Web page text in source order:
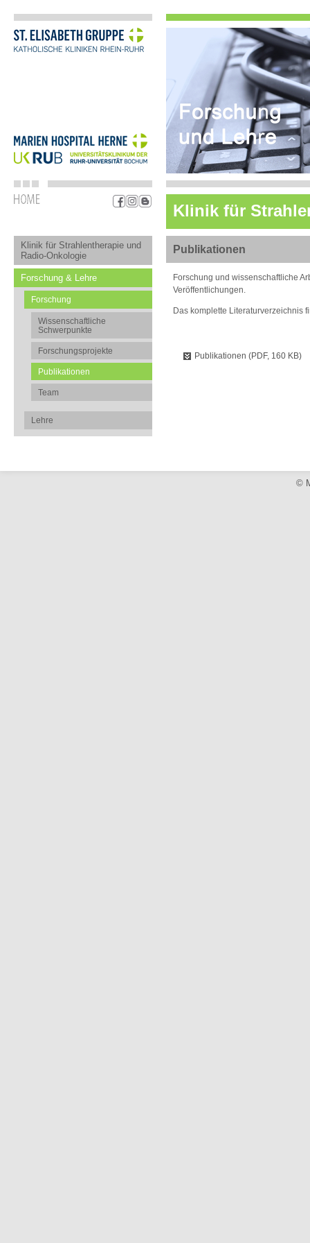
Klinik für
Klinik für Strahlentherapie und
Radio-Onkologie
Forschung & Lehre
Forschung
Wissenschaftliche
Schwerpunkte
Forschungsprojekte
Publikationen
Team
Lehre
Publikationen
Forschung und wissenschaftliche
Veröffentlichungen.
Das komplette Literaturverzeichnis
Publikationen (PDF, 160 KB)
©